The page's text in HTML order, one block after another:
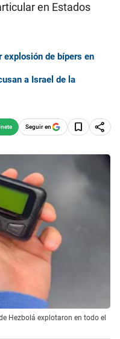
en Estados
explosión de bípers en
a Israel de la
Seguir en
Hezbolá explotaron en todo el